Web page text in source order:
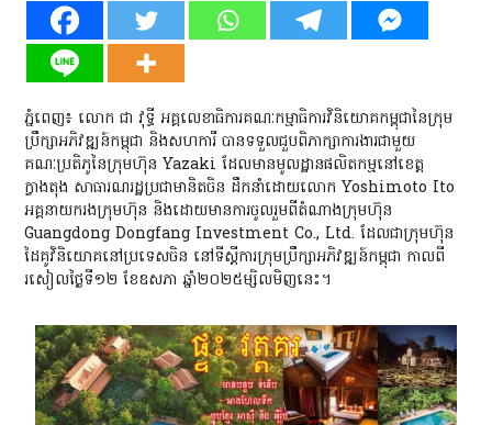
ភ្នំពេញ​៖​ លោក ជា វុទ្ធី អគ្គលេខាធិការគណៈកម្មាធិការវិនិយោគកម្ពុជានៃក្រុម
ប្រឹក្សាអភិវឌ្ឍន៍កម្ពុជា និងសហការី បានទទួលជួបពិភាក្សាការងារជាមួយ
គណៈប្រតិភូនៃក្រុមហ៊ុន Yazaki ដែលមានមូលដ្ឋានផលិតកម្មនៅខេត្ត
ក្វាងតុង សាធារណរដ្ឋប្រជាមានិតចិន ដឹកនាំដោយលោក Yoshimoto Ito
អគ្គនាយករងក្រុមហ៊ុន និងដោយមានការចូលរួមពីតំណាងក្រុមហ៊ុន
Guangdong Dongfang Investment Co., Ltd. ដែលជាក្រុមហ៊ុន
ដៃគូវិនិយោគនៅប្រទេសចិន​ នៅទីស្តីការក្រុមប្រឹក្សាអភិវឌ្ឍន៍កម្ពុជា​ កាលពី
រសៀលថ្ងៃទី១២ ខែឧសភា ឆ្នាំ២០២៥ម្សិលមិញនេះ​។